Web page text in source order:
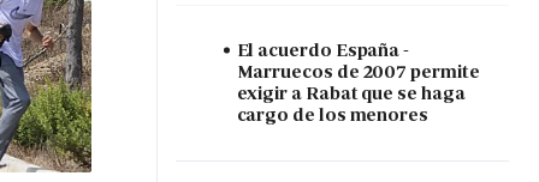
El acuerdo España -
Marruecos de 2007 permite
exigir a Rabat que se haga
cargo de los menores